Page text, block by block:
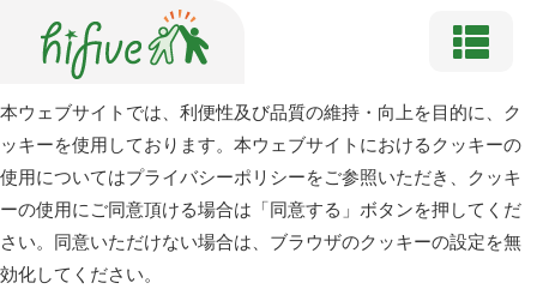
本ウェブサイトでは、利便性及び品質の維持・向上を目的に、ク
ッキーを使用しております。本ウェブサイトにおけるクッキーの
使用についてはプライバシーポリシーをご参照いただき、クッキ
ーの使用にご同意頂ける場合は「同意する」ボタンを押してくだ
さい。同意いただけない場合は、ブラウザのクッキーの設定を無
効化してください。